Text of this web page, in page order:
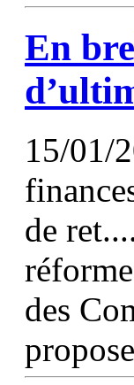
En
15/01/
de
des